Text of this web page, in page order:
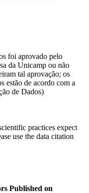
foi aprovado pelo
da Unicamp ou não
tal aprovação; os
estão de acordo com a
de Dados)
practices expect
use the data citation
Published on